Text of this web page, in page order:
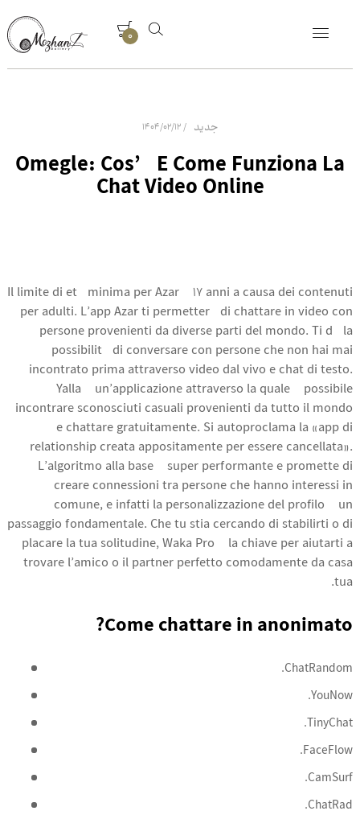
0
جدید 1404/02/12
Omegle: Cos’è E Come Funziona La
Chat Video Online
Il limite di età minima per Azar è 17 anni a causa dei contenuti
per adulti. L’app Azar ti permetterà di chattare in video con
persone provenienti da diverse parti del mondo. Ti dà la
possibilità di conversare con persone che non hai mai
incontrato prima attraverso video dal vivo e chat di testo.
Yalla è un’applicazione attraverso la quale è possibile
incontrare sconosciuti casuali provenienti da tutto il mondo
e chattare gratuitamente. Si autoproclama la «app di
relationship creata appositamente per essere cancellata».
L’algoritmo alla base è super performante e promette di
creare connessioni tra persone che hanno interessi in
comune, e infatti la personalizzazione del profilo è un
passaggio fondamentale. Che tu stia cercando di stabilirti o di
placare la tua solitudine, Waka Pro è la chiave per aiutarti a
trovare l’amico o il partner perfetto comodamente da casa
tua.
Come chattare in anonimato?
ChatRandom.
YouNow.
TinyChat.
FaceFlow.
CamSurf.
ChatRad.